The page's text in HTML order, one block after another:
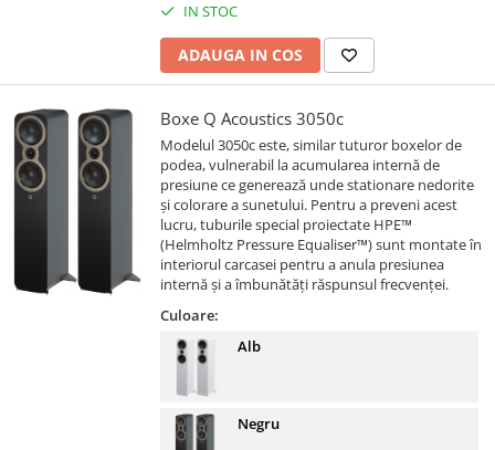
IN STOC
ADAUGA IN COS
Boxe Q Acoustics 3050c
Modelul 3050c este, similar tuturor boxelor de
podea, vulnerabil la acumularea internă de
presiune ce generează unde stationare nedorite
și colorare a sunetului. Pentru a preveni acest
lucru, tuburile special proiectate HPE™
(Helmholtz Pressure Equaliser™) sunt montate în
interiorul carcasei pentru a anula presiunea
internă și a îmbunătăți răspunsul frecvenței.
Culoare:
Alb
Negru